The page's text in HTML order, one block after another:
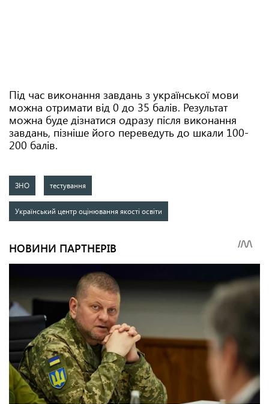
Під час виконання завдань з української мови
можна отримати від 0 до 35 балів. Результат
можна буде дізнатися одразу після виконання
завдань, пізніше його переведуть до шкали 100-
200 балів.
ЗНО тестування
Український центр оцінювання якості освіти